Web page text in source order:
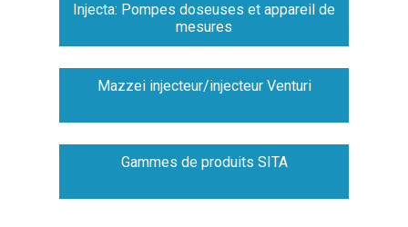
Injecta: Pompes doseuses et appareil de
mesures
Mazzei injecteur/injecteur Venturi
Gammes de produits SITA